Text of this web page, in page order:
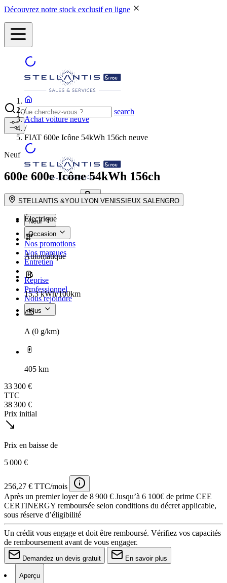
Découvrez notre stock exclusif en ligne
search
search button - icon NOS CONCESSIONS
Neuf
Occasion
Nos promotions
Nos marques
Entretien
Reprise
Professionnel
Nous rejoindre
Plus
/
Achat voiture neuve
/
FIAT 600e Icône 54kWh 156ch neuve
Neuf
600e600e Icône 54kWh 156ch
STELLANTIS &YOU LYON VENISSIEUX SALENGRO
Électrique
Automatique
15,3 kWh/100km
A (0 g/km)
405 km
33 300 €
TTC
38 300 €
Prix initial
Prix en baisse de
5 000 €
256,27 € TTC/mois
Après un premier loyer de 8 900 € Jusqu’à 6 100€ de prime CEE
CERTINERGY remboursée selon conditions du décret applicable,
sous réserve d’éligibilité
Un crédit vous engage et doit être remboursé. Vérifiez vos capacités
de remboursement avant de vous engager.
Demandez un devis gratuit En savoir plus
Aperçu